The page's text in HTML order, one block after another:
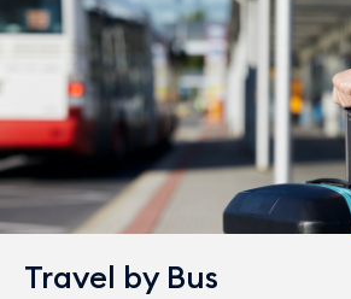
Travel by Bus